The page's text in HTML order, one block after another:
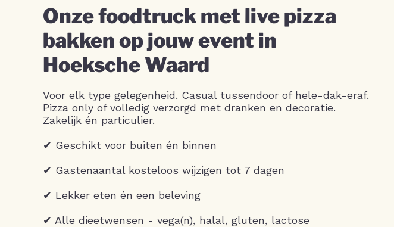
Onze foodtruck met live pizza
bakken op jouw event in
Hoeksche Waard
Voor elk type gelegenheid. Casual tussendoor of hele-dak-eraf.
Pizza only of volledig verzorgd met dranken en decoratie.
Zakelijk én particulier.
✔ Geschikt voor buiten én binnen
✔ Gastenaantal kosteloos wijzigen tot 7 dagen
✔ Lekker eten én een beleving
✔ Alle dieetwensen - vega(n), halal, gluten, lactose